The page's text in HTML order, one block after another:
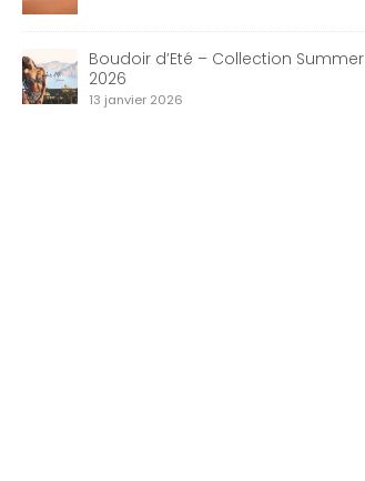
Boudoir d’Eté – Collection Summer
2026
13 janvier 2026